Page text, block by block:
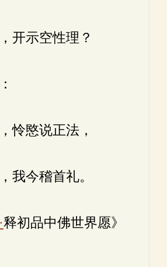
开示空性理？
怜愍说正法，
我今稽首礼。
·释初品中佛世界愿》